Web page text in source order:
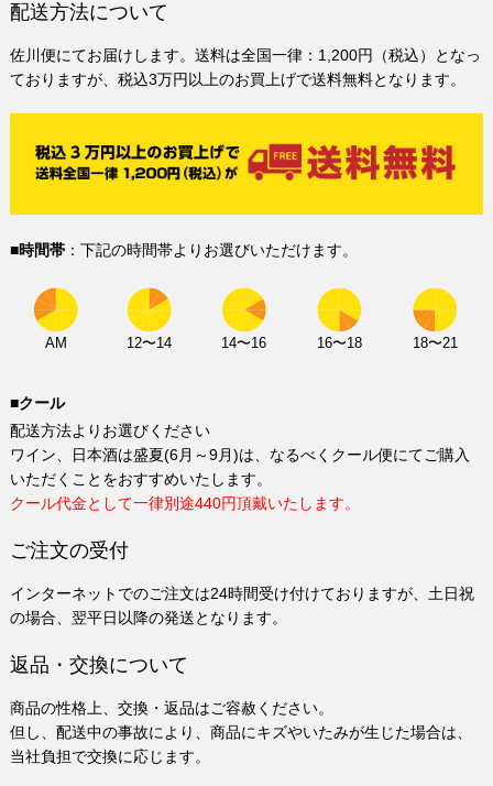
配送方法について
佐川便にてお届けします。送料は全国一律：1,200円（税込）となっ
ておりますが、税込3万円以上のお買上げで送料無料となります。
■時間帯：下記の時間帯よりお選びいただけます。
AM 12〜14 14〜16 16〜18 18〜21
■クール
配送方法よりお選びください
ワイン、日本酒は盛夏(6月～9月)は、なるべくクール便にてご購入
いただくことをおすすめいたします。
クール代金として一律別途440円頂戴いたします。
ご注文の受付
インターネットでのご注文は24時間受け付けておりますが、土日祝
の場合、翌平日以降の発送となります。
返品・交換について
商品の性格上、交換・返品はご容赦ください。
但し、配送中の事故により、商品にキズやいたみが生じた場合は、
当社負担で交換に応じます。